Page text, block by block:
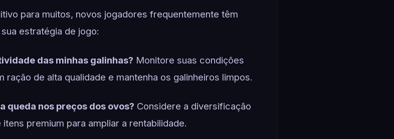
para muitos, novos jogadores frequentemente têm
estratégia de jogo:
das minhas galinhas? Monitore suas condições
ração de alta qualidade e mantenha os galinheiros limpos.
queda nos preços dos ovos? Considere a diversificação
premium para ampliar a rentabilidade.